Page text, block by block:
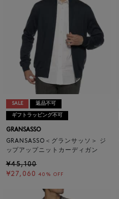
SALE 返品不可
ギフトラッピング不可
GRANSASSO
GRANSASSO＜グランサッソ＞ ジ
ップアップニットカーディガン
¥45,100
¥27,060 40% OFF